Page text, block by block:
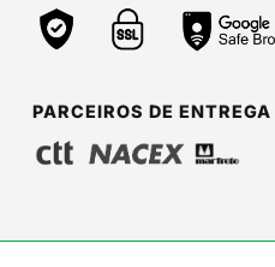
PARCEIROS DE ENTREGA